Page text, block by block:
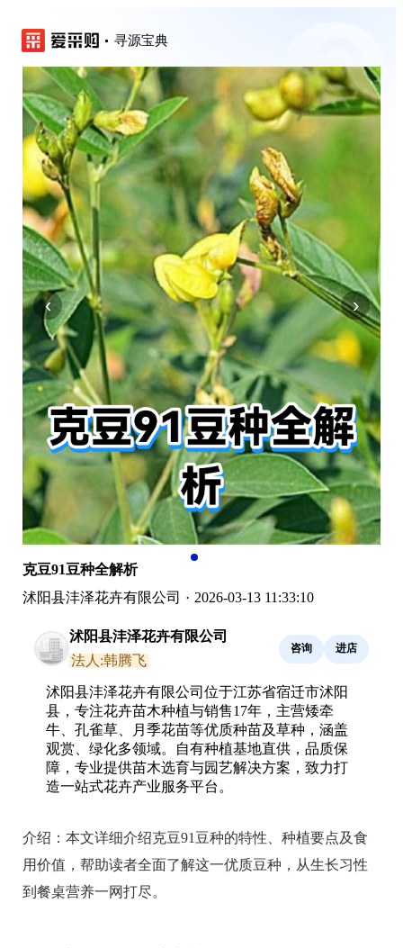
寻源宝典
‹ ›
克豆91豆种全解析
沭阳县沣泽花卉有限公司 · 2026-03-13 11:33:10
沭阳县沣泽花卉有限公司
法人:韩腾飞
咨询 进店
沭阳县沣泽花卉有限公司位于江苏省宿迁市沭阳
县，专注花卉苗木种植与销售17年，主营矮牵
牛、孔雀草、月季花苗等优质种苗及草种，涵盖
观赏、绿化多领域。自有种植基地直供，品质保
障，专业提供苗木选育与园艺解决方案，致力打
造一站式花卉产业服务平台。
介绍： 本文详细介绍克豆91豆种的特性、种植要点及食
用价值，帮助读者全面了解这一优质豆种，从生长习性
到餐桌营养一网打尽。